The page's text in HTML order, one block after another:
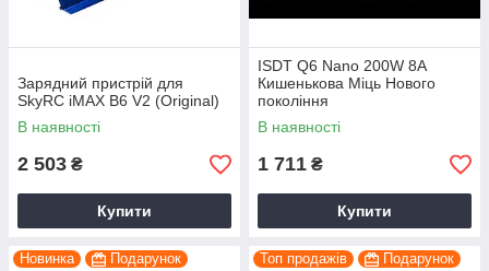
Зарядний пристрій для
SkyRC iMAX B6 V2 (Original)
В наявності
2 503 ₴
Купити
ISDT Q6 Nano 200W 8A
Кишенькова Міць Нового
покоління
В наявності
1 711 ₴
Купити
Новинка Подарунок Топ продажів Подарунок